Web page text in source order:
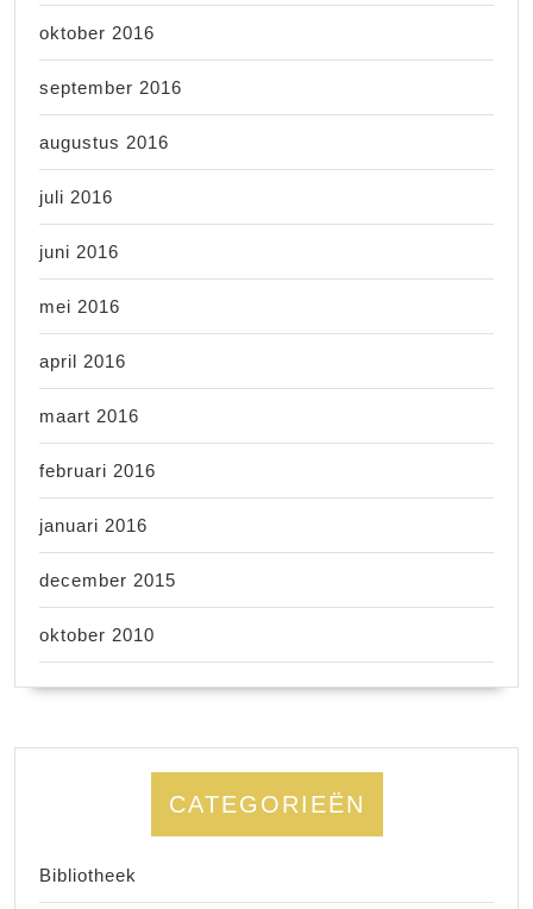
oktober 2016
september 2016
augustus 2016
juli 2016
juni 2016
mei 2016
april 2016
maart 2016
februari 2016
januari 2016
december 2015
oktober 2010
CATEGORIEËN
Bibliotheek